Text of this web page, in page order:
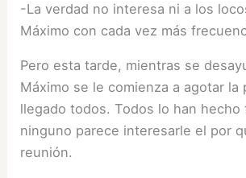
-La verdad no interesa ni a los
Máximo con cada vez más
Pero esta tarde, mientras se
Máximo se le comienza a agotar la
llegado todos. Todos lo han hecho
ninguno parece interesarle el por
reunión.